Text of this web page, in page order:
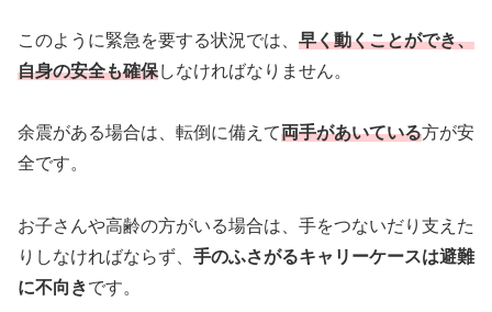
このように緊急を要する状況では、 早く動くことができ、
自身の安全も確保しなければなりません。
余震がある場合は、転倒に備えて両手があいている方が安
全です。
お子さんや高齢の方がいる場合は、手をつないだり支えた
りしなければならず、 手のふさがるキャリーケースは避難
に不向きです。